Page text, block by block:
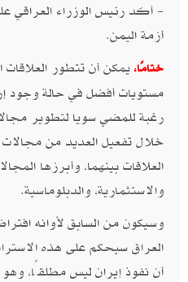
- أكد رئيس الوزراء العراقي
أزمة اليمن.
ختامًا، يمكن أن تتطور العلاقات
مستويات أفضل في حالة وجود
رغبة للمضي سويا لتطوير
خلال تفعيل العديد من مجالات
العلاقات بينهما، وأبرزها
والاستثمارية، والدبلوماسية.
وسيكون من السابق لأوانه
العراق سيحكم على هذه
أن نفوذ إيران ليس مطلقًا،